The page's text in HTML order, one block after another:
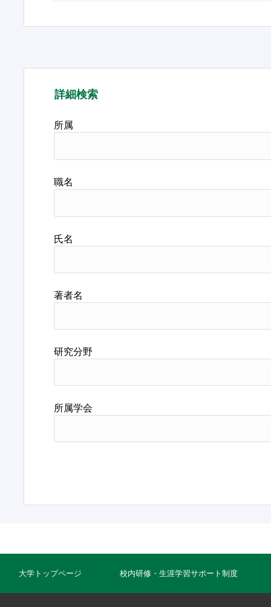
詳細検索
所属
職名
氏名
著者名
研究分野
所属学会
大学トップページ 校内研修・生涯学習サポート制度